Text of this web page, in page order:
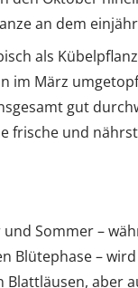
an dem
als
im März
gut
frische und
Sommer –
Blütephase –
Blattläusen, aber